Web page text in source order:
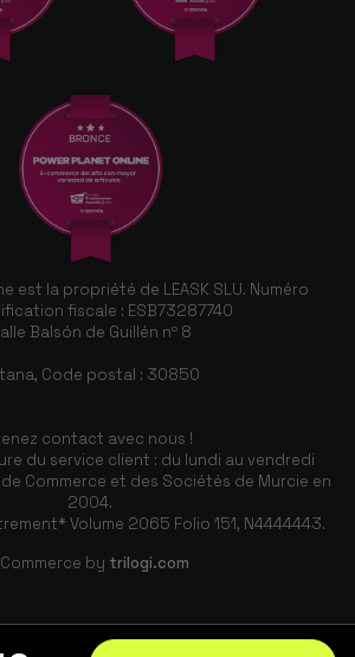
est la propriété de LEASK SLU. Numéro
fiscale : ESB73287740
Balsón de Guillén nº 8
Code postal : 30850
contact avec nous !
du service client : du lundi au vendredi
Commerce et des Sociétés de Murcie en
2004.
Volume 2065 Folio 151, N4444443.
by trilogi.com